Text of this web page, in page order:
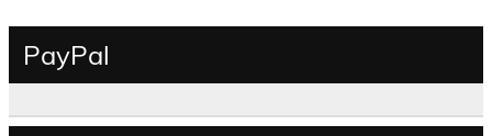
PayPal